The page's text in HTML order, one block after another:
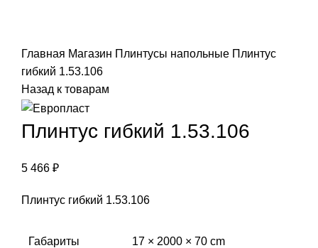
Главная Магазин Плинтусы напольные Плинтус
гибкий 1.53.106
Назад к товарам
Плинтус гибкий 1.53.106
5 466 ₽
Плинтус гибкий 1.53.106
Габариты 17 × 2000 × 70 cm